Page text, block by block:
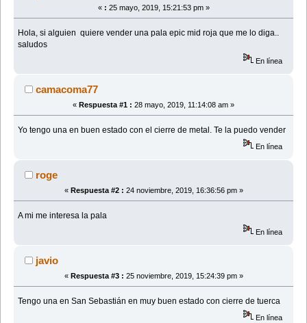
« : 25 mayo, 2019, 15:21:53 pm »
Hola, si alguien quiere vender una pala epic mid roja que me lo diga..
saludos
En línea
camacoma77
« Respuesta #1 : 28 mayo, 2019, 11:14:08 am »
Yo tengo una en buen estado con el cierre de metal. Te la puedo vender
En línea
roge
« Respuesta #2 : 24 noviembre, 2019, 16:36:56 pm »
A mi me interesa la pala
En línea
javio
« Respuesta #3 : 25 noviembre, 2019, 15:24:39 pm »
Tengo una en San Sebastián en muy buen estado con cierre de tuerca
En línea